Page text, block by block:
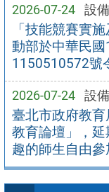
2026-07-24 設
「技能競賽實
動部於中華民
1150510572號
2026-07-24 設
臺北市政府教
教育論壇」，
趣的師生自由參